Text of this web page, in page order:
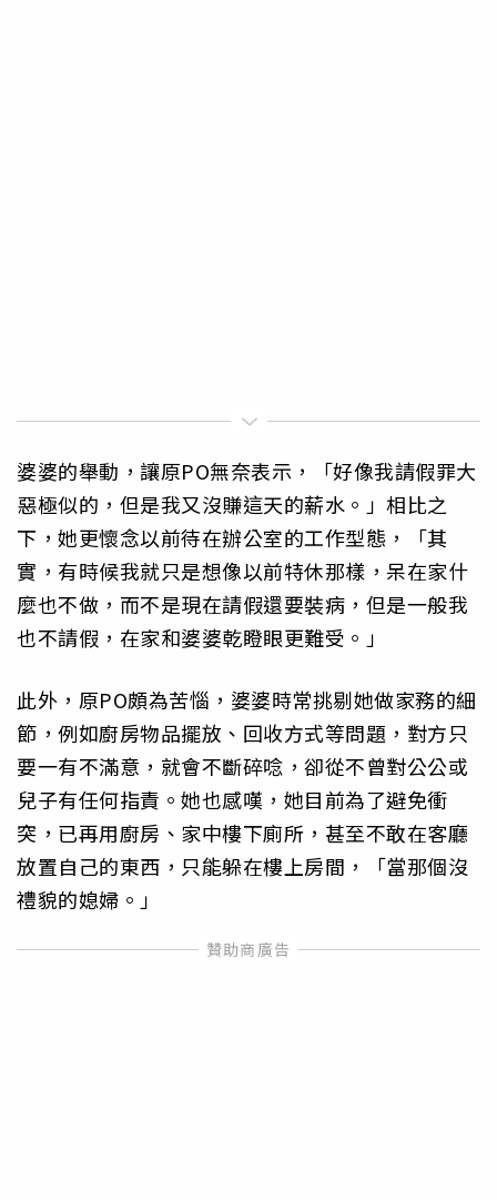
婆婆的舉動，讓原PO無奈表示，「好像我請假罪大
惡極似的，但是我又沒賺這天的薪水。」相比之
下，她更懷念以前待在辦公室的工作型態，「其
實，有時候我就只是想像以前特休那樣，呆在家什
麼也不做，而不是現在請假還要裝病，但是一般我
也不請假，在家和婆婆乾瞪眼更難受。」
此外，原PO頗為苦惱，婆婆時常挑剔她做家務的細
節，例如廚房物品擺放、回收方式等問題，對方只
要一有不滿意，就會不斷碎唸，卻從不曾對公公或
兒子有任何指責。她也感嘆，她目前為了避免衝
突，已再用廚房、家中樓下廁所，甚至不敢在客廳
放置自己的東西，只能躲在樓上房間，「當那個沒
禮貌的媳婦。」